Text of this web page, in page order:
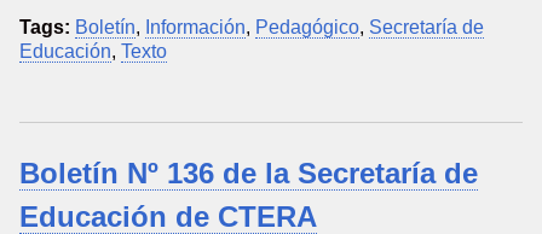
Tags: Boletín, Información, Pedagógico, Secretaría de
Educación, Texto
Boletín Nº 136 de la Secretaría de
Educación de CTERA